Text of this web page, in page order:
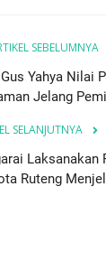
SEBELUMNYA
Yahya Nilai
Jelang
SELANJUTNYA
Laksanakan
Ruteng